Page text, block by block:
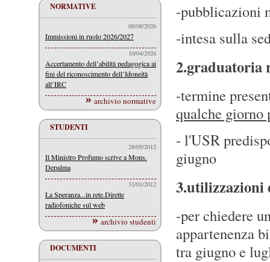
NORMATIVE
08/08/2026
Immissioni in ruolo 2026/2027
10/04/2026
Accertamento dell’abilità pedagogica ai
fini del riconoscimento dell’Idoneità
all’IRC
archivio normative
STUDENTI
28/05/2012
Il Ministro Profumo scrive a Mons.
Depalma
31/01/2012
La Speranza...in rete.Dirette
radiofoniche sul web
archivio studenti
DOCUMENTI
-pubblicazioni
-intesa sulla
2.graduatoria
-termine
qualche giorno
- l'USR
giugno
3.utilizzazioni
-per chiedere
appartenenza
tra giugno e